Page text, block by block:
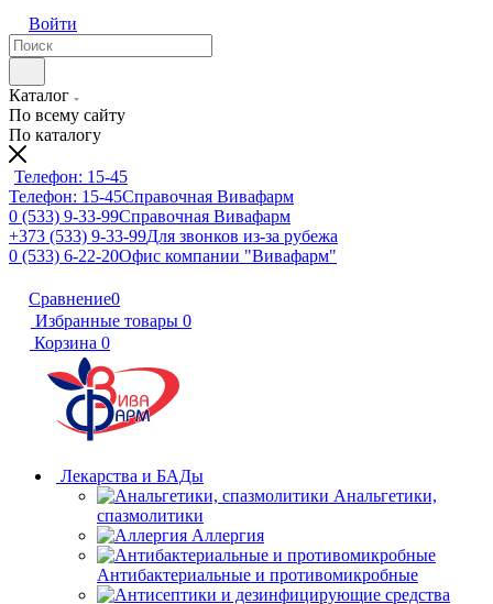
Войти
Каталог
По всему сайту
По каталогу
Телефон: 15-45
Телефон: 15-45Справочная Вивафарм
0 (533) 9-33-99Справочная Вивафарм
+373 (533) 9-33-99Для звонков из-за рубежа
0 (533) 6-22-20Офис компании "Вивафарм"
Сравнение0
Избранные товары 0
Корзина 0
Лекарства и БАДы
Анальгетики,
спазмолитики
Аллергия
Антибактериальные и противомикробные